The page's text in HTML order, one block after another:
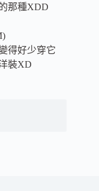
那種XDD
得好少穿它
裝XD